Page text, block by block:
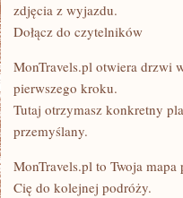
zdjęcia z wyjazdu.
Dołącz do czytelników
MonTravels.pl otwiera drzwi
pierwszego kroku.
Tutaj otrzymasz konkretny
przemyślany.
MonTravels.pl to Twoja
Cię do kolejnej podróży.